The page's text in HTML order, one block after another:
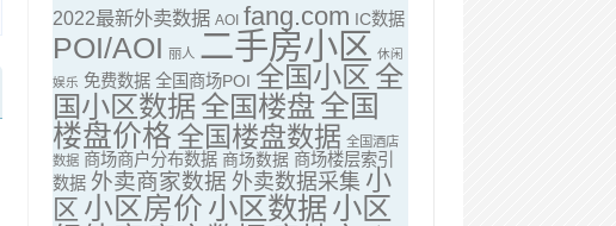
2022最新外卖数据 AOI fang.com IC数据
POI/AOI 丽人 二手房小区 休闲
娱乐 免费数据 全国商场POI 全国小区 全
国小区数据全国楼盘全国
楼盘价格 全国楼盘数据 全国酒店
数据 商场商户分布数据 商场数据 商场楼层索引
数据 外卖商家数据 外卖数据采集 小
区 小区房价 小区数据小区